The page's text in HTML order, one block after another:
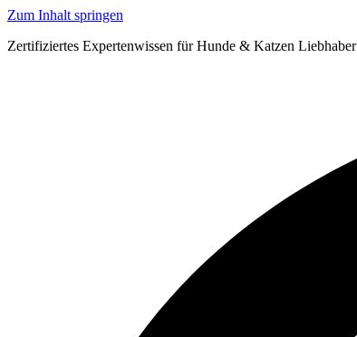
Zum Inhalt springen
Zertifiziertes Expertenwissen für Hunde & Katzen Liebhaber